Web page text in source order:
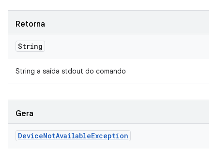
Retorna
String
String a saída stdout do comando
Gera
DeviceNotAvailableException